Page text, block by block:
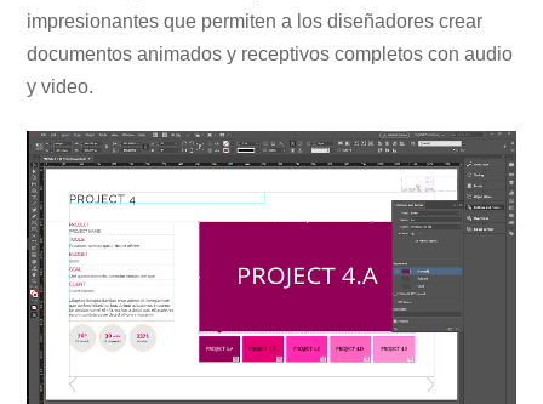
impresionantes que permiten a los diseñadores crear
documentos animados y receptivos completos con audio
y video.